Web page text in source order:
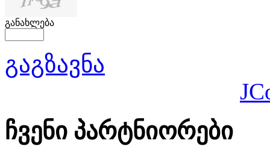
განახლება
გაგზავნა
ჩვენი პარტნიორები